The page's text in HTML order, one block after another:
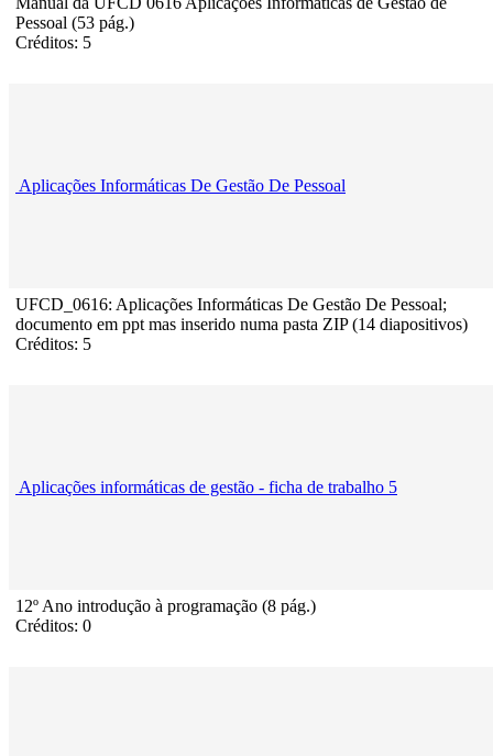
Pessoal (53 pág.)
Créditos: 5
Aplicações Informáticas De Gestão De Pessoal
UFCD_0616: Aplicações Informáticas De Gestão De Pessoal;
documento em ppt mas inserido numa pasta ZIP (14 diapositivos)
Créditos: 5
Aplicações informáticas de gestão - ficha de trabalho 5
12º Ano introdução à programação (8 pág.)
Créditos: 0